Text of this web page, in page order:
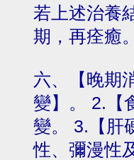
若上述治養
期，再痊癒
六、【晚期
變】。 2.【
變。 3.【肝
性、彌漫性